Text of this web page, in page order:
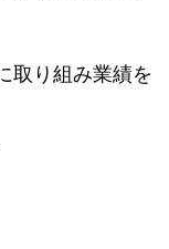
取り組み業績を